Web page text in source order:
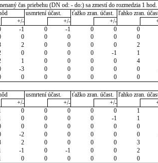
čas priebehu (DN od: - do:) sa zmestí do rozmedzia 1
usmrtení účast. ťažko zran. účast. ľahko zran.
+/-
+/- +/-
-1 0 -1 0 0 0
0 0 0 0 0 0
2 0 0 0 0 2
0 0 0 0 -1 1
1 0 0 0 0 4
-3 0 0 0 0 0
0 0 0 0 0 0
usmrtení účast. ťažko zran. účast. ľahko zran.
+/-
+/- +/-
0 0 0 0 0 1
0 0 0 0 -1 1
0 0 0 0 0 0
-2 0 0 0 0 0
2 0 0 0 0 3
-1 0 -1 0 0 2
0 0 0 0 0 0